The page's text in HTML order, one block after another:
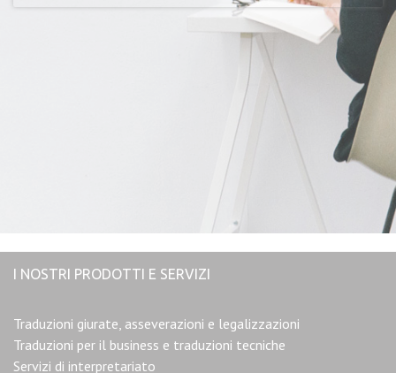
I NOSTRI PRODOTTI E SERVIZI
Traduzioni giurate, asseverazioni e legalizzazioni
Traduzioni per il business e traduzioni tecniche
Servizi di interpretariato